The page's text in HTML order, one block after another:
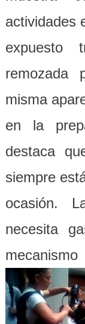
actividades
expuesto
remozada
misma
en la
destaca
siempre
ocasión.
necesita